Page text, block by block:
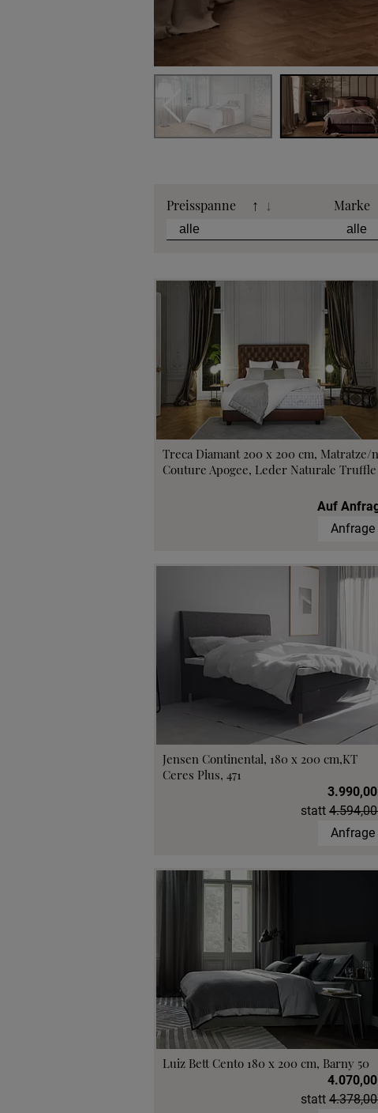
Preisspanne ↑ ↓ Marke
Treca Diamant 200 x 200 cm, Matratze/n
Couture Apogee, Leder Naturale Truffle
Auf
Anfrage
Jensen Continental, 180 x 200 cm,KT
Ceres Plus, 471
statt
Anfrage
Luiz Bett Cento 180 x 200 cm, Barny 50
statt